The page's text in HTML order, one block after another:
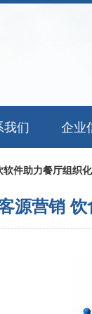
我们 企业
件助力餐厅组织
源营销